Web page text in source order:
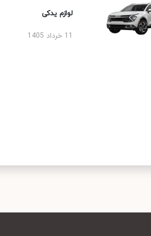
لوازم یدکی